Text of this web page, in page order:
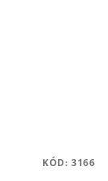
KÓD: 3166